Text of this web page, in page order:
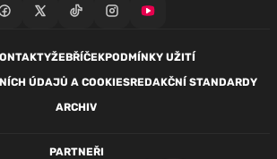
ŽEBŘÍČEKPODMÍNKY UŽITÍ
ÚDAJŮ A COOKIESREDAKČNÍ STANDARDY
ARCHIV
PARTNEŘI